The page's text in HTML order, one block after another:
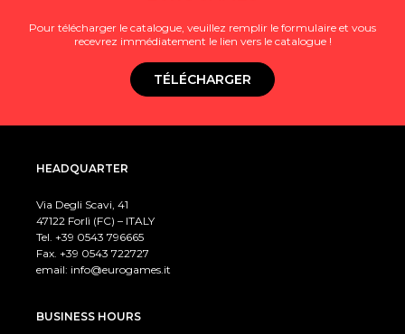
Pour télécharger le catalogue, veuillez remplir le formulaire et vous
recevrez immédiatement le lien vers le catalogue !
TÉLÉCHARGER
HEADQUARTER
Via Degli Scavi, 41
47122 Forlì (FC) – ITALY
Tel. +39 0543 796665
Fax. +39 0543 722727
email: info@eurogames.it
BUSINESS HOURS